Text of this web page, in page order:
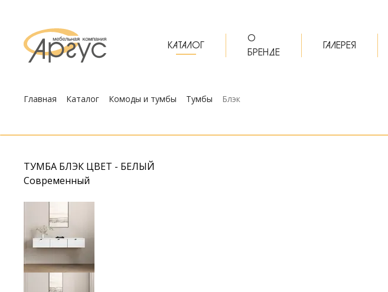
КАТАЛОГ
О
БРЕНДЕ
ГАЛЕРЕЯ
Главная Каталог Комоды и тумбы Тумбы Блэк
ТУМБА БЛЭК ЦВЕТ - БЕЛЫЙ
Современный